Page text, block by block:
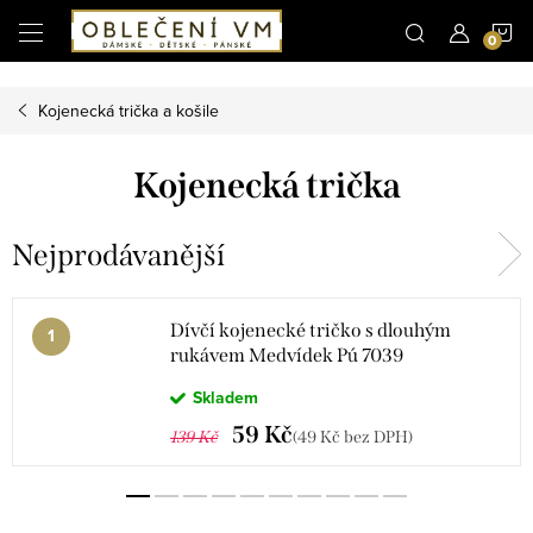
Microsoft Clarity
Přejít
na
Kojenecká trička a košile
Kojenecká trička
Nejprodávanější
Dívčí kojenecké tričko s dlouhým
rukávem Medvídek Pú 7039
Skladem
139 Kč 59 Kč(49 Kč bez DPH)